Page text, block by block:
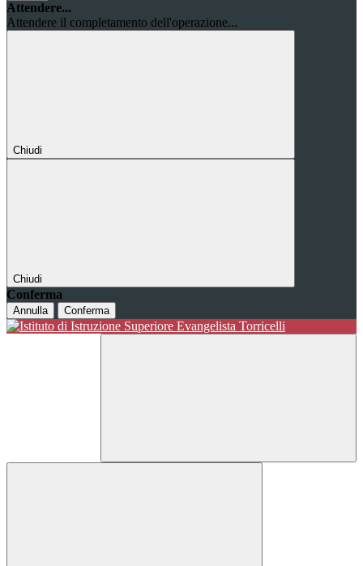
Attendere...
Attendere il completamento dell'operazione...
Chiudi
Chiudi
Conferma
Annulla Conferma